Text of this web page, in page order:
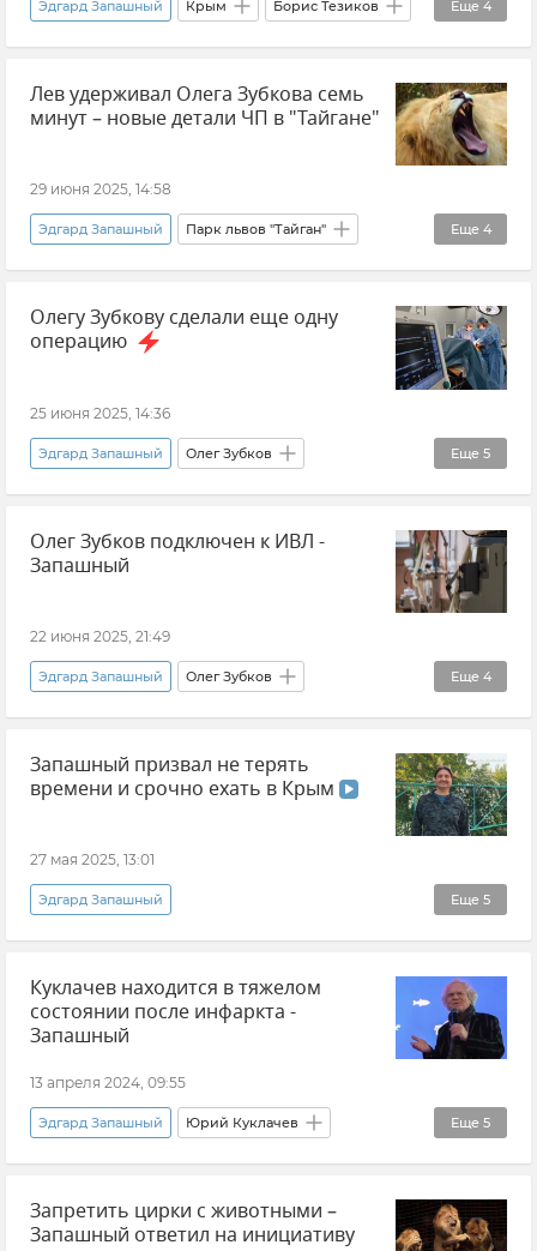
Еще 4
Эдгард Запашный Крым Борис Тезиков
Утраты Сергей Аксенов Культура
Цирк
Лев удерживал Олега Зубкова семь
минут – новые детали ЧП в "Тайгане"
29 июня 2025, 14:58
Еще 4
Эдгард Запашный Парк львов "Тайган"
ЧП с Олегом Зубковым в парке львов "Тайган"
Происшествия Новости Крыма
Олегу Зубкову сделали еще одну
операцию
25 июня 2025, 14:36
Еще 5
Эдгард Запашный Олег Зубков
ЧП с Олегом Зубковым в парке львов "Тайган"
Новости Новости Крыма Краснодар
Олег Зубков подключен к ИВЛ -
Запашный
22 июня 2025, 21:49
Еще 4
Эдгард Запашный Олег Зубков
ЧП с Олегом Зубковым в парке львов "Тайган"
Срочные новости Крыма Крым
Запашный призвал не терять
времени и срочно ехать в Крым
27 мая 2025, 13:01
Еще 5
Эдгард Запашный
Эксклюзивы РИА Новости Крым Видео
Крым Туризм в Крыму Отдых в Крыму
Куклачев находится в тяжелом
состоянии после инфаркта -
Запашный
13 апреля 2024, 09:55
Еще 5
Эдгард Запашный Юрий Куклачев
Происшествия Россия Культура
Москва Новости
Запретить цирки с животными –
Запашный ответил на инициативу